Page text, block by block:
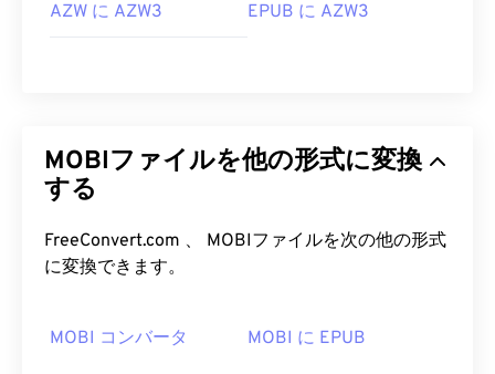
AZW に AZW3 EPUB に AZW3
MOBIファイルを他の形式に変換
する
FreeConvert.com 、 MOBIファイルを次の他の形式
に変換できます。
MOBI コンバータ MOBI に EPUB